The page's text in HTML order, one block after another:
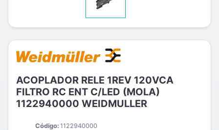
ACOPLADOR RELE 1REV 120VCA
FILTRO RC ENT C/LED (MOLA)
1122940000 WEIDMULLER
Código: 1122940000